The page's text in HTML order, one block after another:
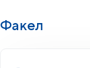
Факел